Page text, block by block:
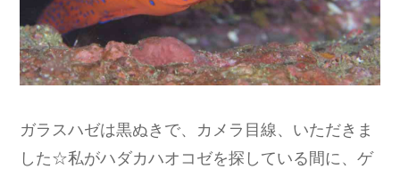
ガラスハゼは黒ぬきで、カメラ目線、いただきま
した☆私がハダカハオコゼを探している間に、ゲ